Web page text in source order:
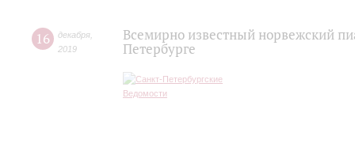
16 декабря
2019
Всемирно известный норвежский
Петербурге